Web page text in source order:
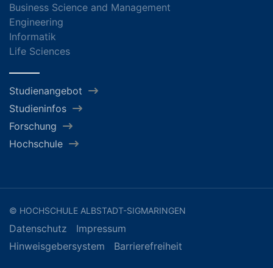
Business Science and Management
Engineering
Informatik
Life Sciences
Studienangebot
Studieninfos
Forschung
Hochschule
© HOCHSCHULE ALBSTADT-SIGMARINGEN
Datenschutz
Impressum
Hinweisgebersystem
Barrierefreiheit